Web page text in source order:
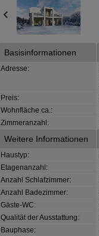
Basisinformationen
Adresse:
Preis:
Wohnfläche ca.:
Zimmeranzahl:
Weitere Informationen
Haustyp:
Etagenanzahl:
Anzahl Schlafzimmer:
Anzahl Badezimmer:
Gäste-WC:
Qualität der Ausstattung:
Bauphase: